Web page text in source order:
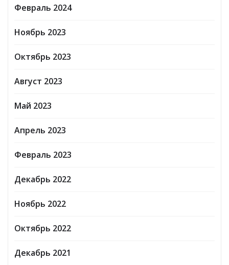
Февраль 2024
Ноябрь 2023
Октябрь 2023
Август 2023
Май 2023
Апрель 2023
Февраль 2023
Декабрь 2022
Ноябрь 2022
Октябрь 2022
Декабрь 2021